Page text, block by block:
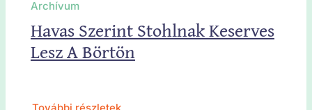
Archívum
Havas Szerint Stohlnak Keserves
Lesz A Börtön